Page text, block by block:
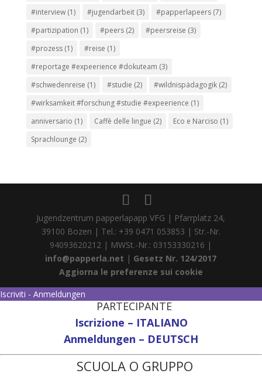
#interview(1) #jugendarbeit(3) #papperlapeers(7)
#partizipation (1) #peers(2) #peersreise (3)
#prozess(1) #reise (1)
#reportage #expeerience #dokuteam (3)
#schwedenreise (1) #studie (2) #wildnispädagogik(2)
#wirksamkeit #forschung #studie #expeerience (1)
anniversario (1) Caffè delle lingue (2) Eco e Narciso (1)
Sprachlounge (2)
Jugendzentrum papperlapapp VFG | Pfarrplatz 24,
39100 Bozen | Tel.: +39 0471 053853 | Str.-Nr.
94093620212 | MWSt.-Nr.: 03153330216 |
info@papperla.net | Gesetz Nr. 124/2017
Aggiorna le preferenze sui cookie
Iscriviti - Anmeldungen
PARTECIPANTE
Iscrizione – ITALIANO
Anmeldungen – DEUTSCH
SCUOLA O GRUPPO